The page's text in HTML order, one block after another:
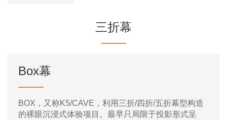
三折幕
Box幕
BOX，又称K5/CAVE，利用三折/四折/五折幕型构造
的裸眼沉浸式体验项目。最早只局限于投影形式呈